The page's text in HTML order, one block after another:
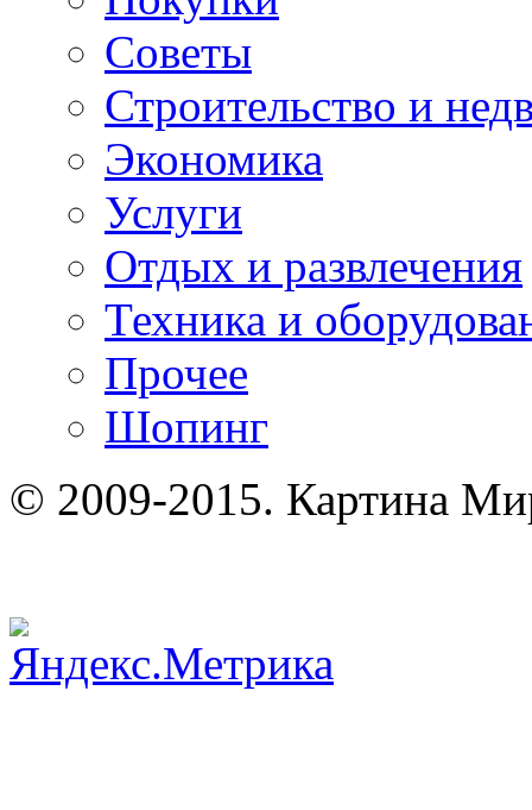
Советы
Строительство и
Экономика
Услуги
Отдых и развлечения
Техника и
Прочее
Шопинг
© 2009-2015. Картина